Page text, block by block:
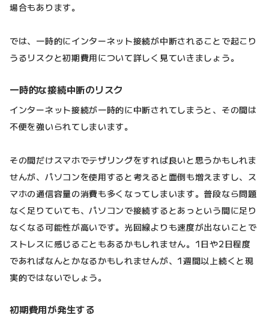
場合もあります。
では、一時的にインターネット接続が中断されることで起こり
うるリスクと初期費用について詳しく見ていきましょう。
一時的な接続中断のリスク
インターネット接続が一時的に中断されてしまうと、その間は
不便を強いられてしまいます。
その間だけスマホでテザリングをすれば良いと思うかもしれま
せんが、パソコンを使用すると考えると面倒も増えますし、ス
マホの通信容量の消費も多くなってしまいます。普段なら問題
なく足りていても、パソコンで接続するとあっという間に足り
なくなる可能性が高いです。光回線よりも速度が出ないことで
ストレスに感じることもあるかもしれません。1日や2日程度
であればなんとかなるかもしれませんが、1週間以上続くと現
実的ではないでしょう。
初期費用が発生する